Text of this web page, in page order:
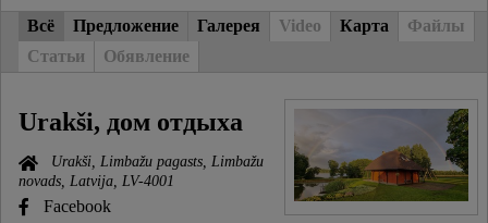
Всё Предложение Галерея Video Карта
Файлы
Статьи
Обявление
Urakši, дом отдыха
Urakši, Limbažu pagasts, Limbažu
novads, Latvija, LV-4001
Facebook